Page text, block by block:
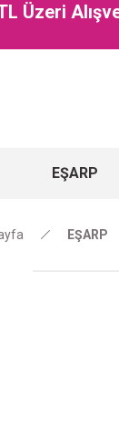
Üzeri
EŞARP
EŞARP